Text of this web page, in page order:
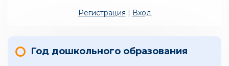
Регистрация | Вход
Год дошкольного образования